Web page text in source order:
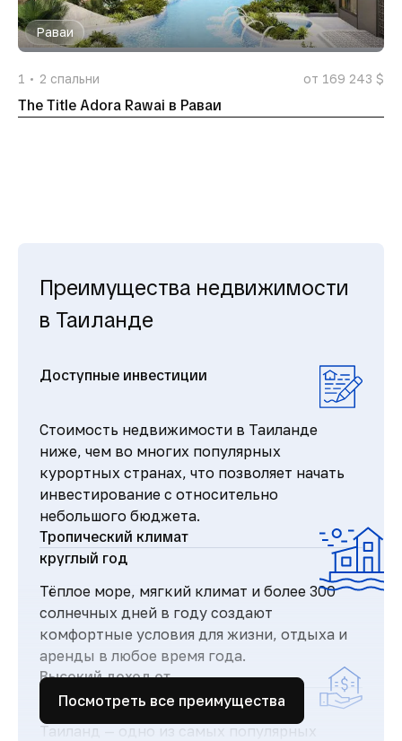
Раваи
1 2 спальни от 169 243 $
The Title Adora Rawai в Раваи
Преимущества недвижимости
в Таиланде
Доступные инвестиции
Стоимость недвижимости в Таиланде
ниже, чем во многих популярных
курортных странах, что позволяет начать
инвестирование с относительно
небольшого бюджета.
Тропический климат
круглый год
Тёплое море, мягкий климат и более 300
солнечных дней в году создают
комфортные условия для жизни, отдыха и
аренды в любое время года.
Высокий доход от
аренды
Таиланд — одно из самых популярных
Посмотреть все преимущества